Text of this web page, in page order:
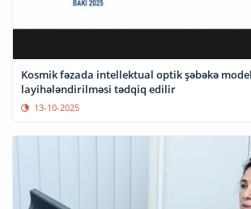
Kosmik fəzada intellektual optik şəbəkə
layihələndirilməsi tədqiq edilir
13-10-2025